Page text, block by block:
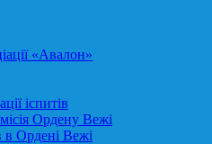
«Авалон»
іспитів
Ордену Вежі
в Ордені Вежі